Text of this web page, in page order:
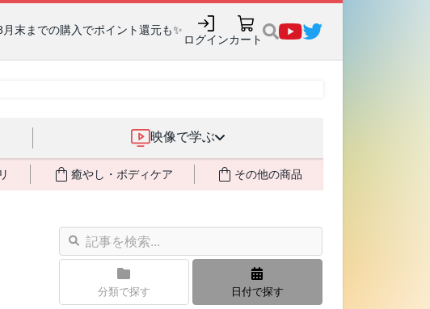
末までの購入でポイント還元も✨
ログインカート
映像で学ぶ
癒やし・ボディケア その他の商品
分類で探す 日付で探す